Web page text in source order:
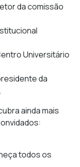
da comissão
Universitário
da
ainda mais
todos os